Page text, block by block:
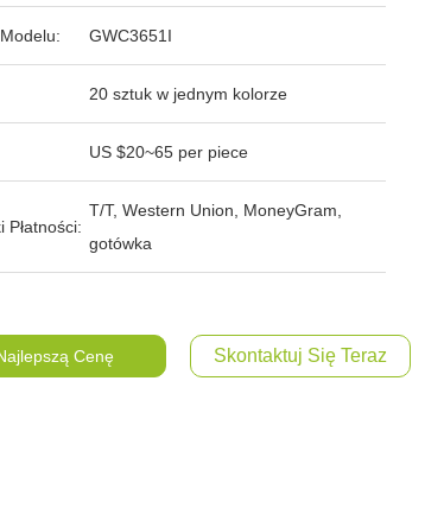
GWC3651I
20 sztuk w jednym kolorze
US $20~65 per piece
Płatności:
T/T, Western Union, MoneyGram,
gotówka
Cenę Skontaktuj Się Teraz